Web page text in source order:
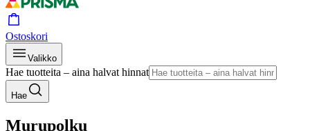
Ostoskori
Valikko
Hae tuotteita – aina halvat hinnat
Hae
Murupolku